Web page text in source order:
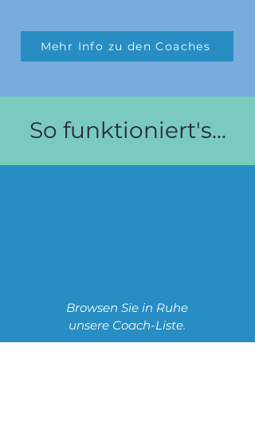
Mehr Info zu den Coaches
So funktioniert's...
Browsen Sie in Ruhe
unsere Coach-Liste.